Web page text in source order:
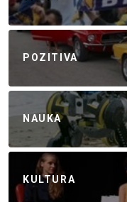
POZITIVA
NAUKA
KULTURA